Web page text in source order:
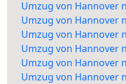
Umzug von Hannover
Umzug von Hannover
Umzug von Hannover
Umzug von Hannover
Umzug von Hannover
Umzug von Hannover